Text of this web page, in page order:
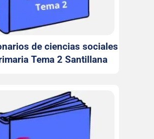
de ciencias sociales
Tema 2 Santillana